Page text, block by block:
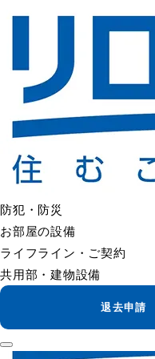
防犯・防災
お部屋の設備
ライフライン・ご契約
共用部・建物設備
退去申請
入居してすぐに錆水が
入居直後は、しばらく使
まずはしばらく水を流し
長時間流しても改善しな
状況確認のうえご案内いた
＜＜ FAQの一覧へ戻る